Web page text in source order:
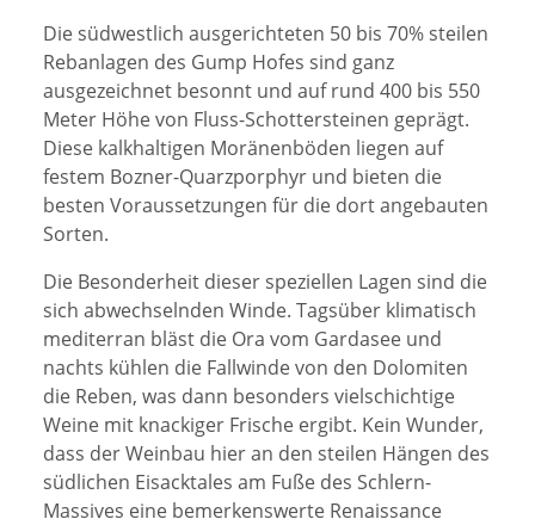
Die südwestlich ausgerichteten 50 bis 70% steilen
Rebanlagen des Gump Hofes sind ganz
ausgezeichnet besonnt und auf rund 400 bis 550
Meter Höhe von Fluss-Schottersteinen geprägt.
Diese kalkhaltigen Moränenböden liegen auf
festem Bozner-Quarzporphyr und bieten die
besten Voraussetzungen für die dort angebauten
Sorten.
Die Besonderheit dieser speziellen Lagen sind die
sich abwechselnden Winde. Tagsüber klimatisch
mediterran bläst die Ora vom Gardasee und
nachts kühlen die Fallwinde von den Dolomiten
die Reben, was dann besonders vielschichtige
Weine mit knackiger Frische ergibt. Kein Wunder,
dass der Weinbau hier an den steilen Hängen des
südlichen Eisacktales am Fuße des Schlern-
Massives eine bemerkenswerte Renaissance